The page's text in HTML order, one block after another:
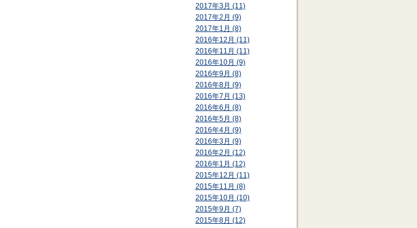
2017年3月 (11)
2017年2月 (9)
2017年1月 (8)
2016年12月 (11)
2016年11月 (11)
2016年10月 (9)
2016年9月 (8)
2016年8月 (9)
2016年7月 (13)
2016年6月 (8)
2016年5月 (8)
2016年4月 (9)
2016年3月 (9)
2016年2月 (12)
2016年1月 (12)
2015年12月 (11)
2015年11月 (8)
2015年10月 (10)
2015年9月 (7)
2015年8月 (12)